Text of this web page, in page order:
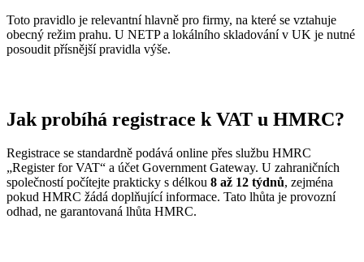
Toto pravidlo je relevantní hlavně pro firmy, na které se vztahuje
obecný režim prahu. U NETP a lokálního skladování v UK je nutné
posoudit přísnější pravidla výše.
Jak probíhá registrace k VAT u HMRC?
Registrace se standardně podává online přes službu HMRC
„Register for VAT“ a účet Government Gateway. U zahraničních
společností počítejte prakticky s délkou 8 až 12 týdnů, zejména
pokud HMRC žádá doplňující informace. Tato lhůta je provozní
odhad, ne garantovaná lhůta HMRC.